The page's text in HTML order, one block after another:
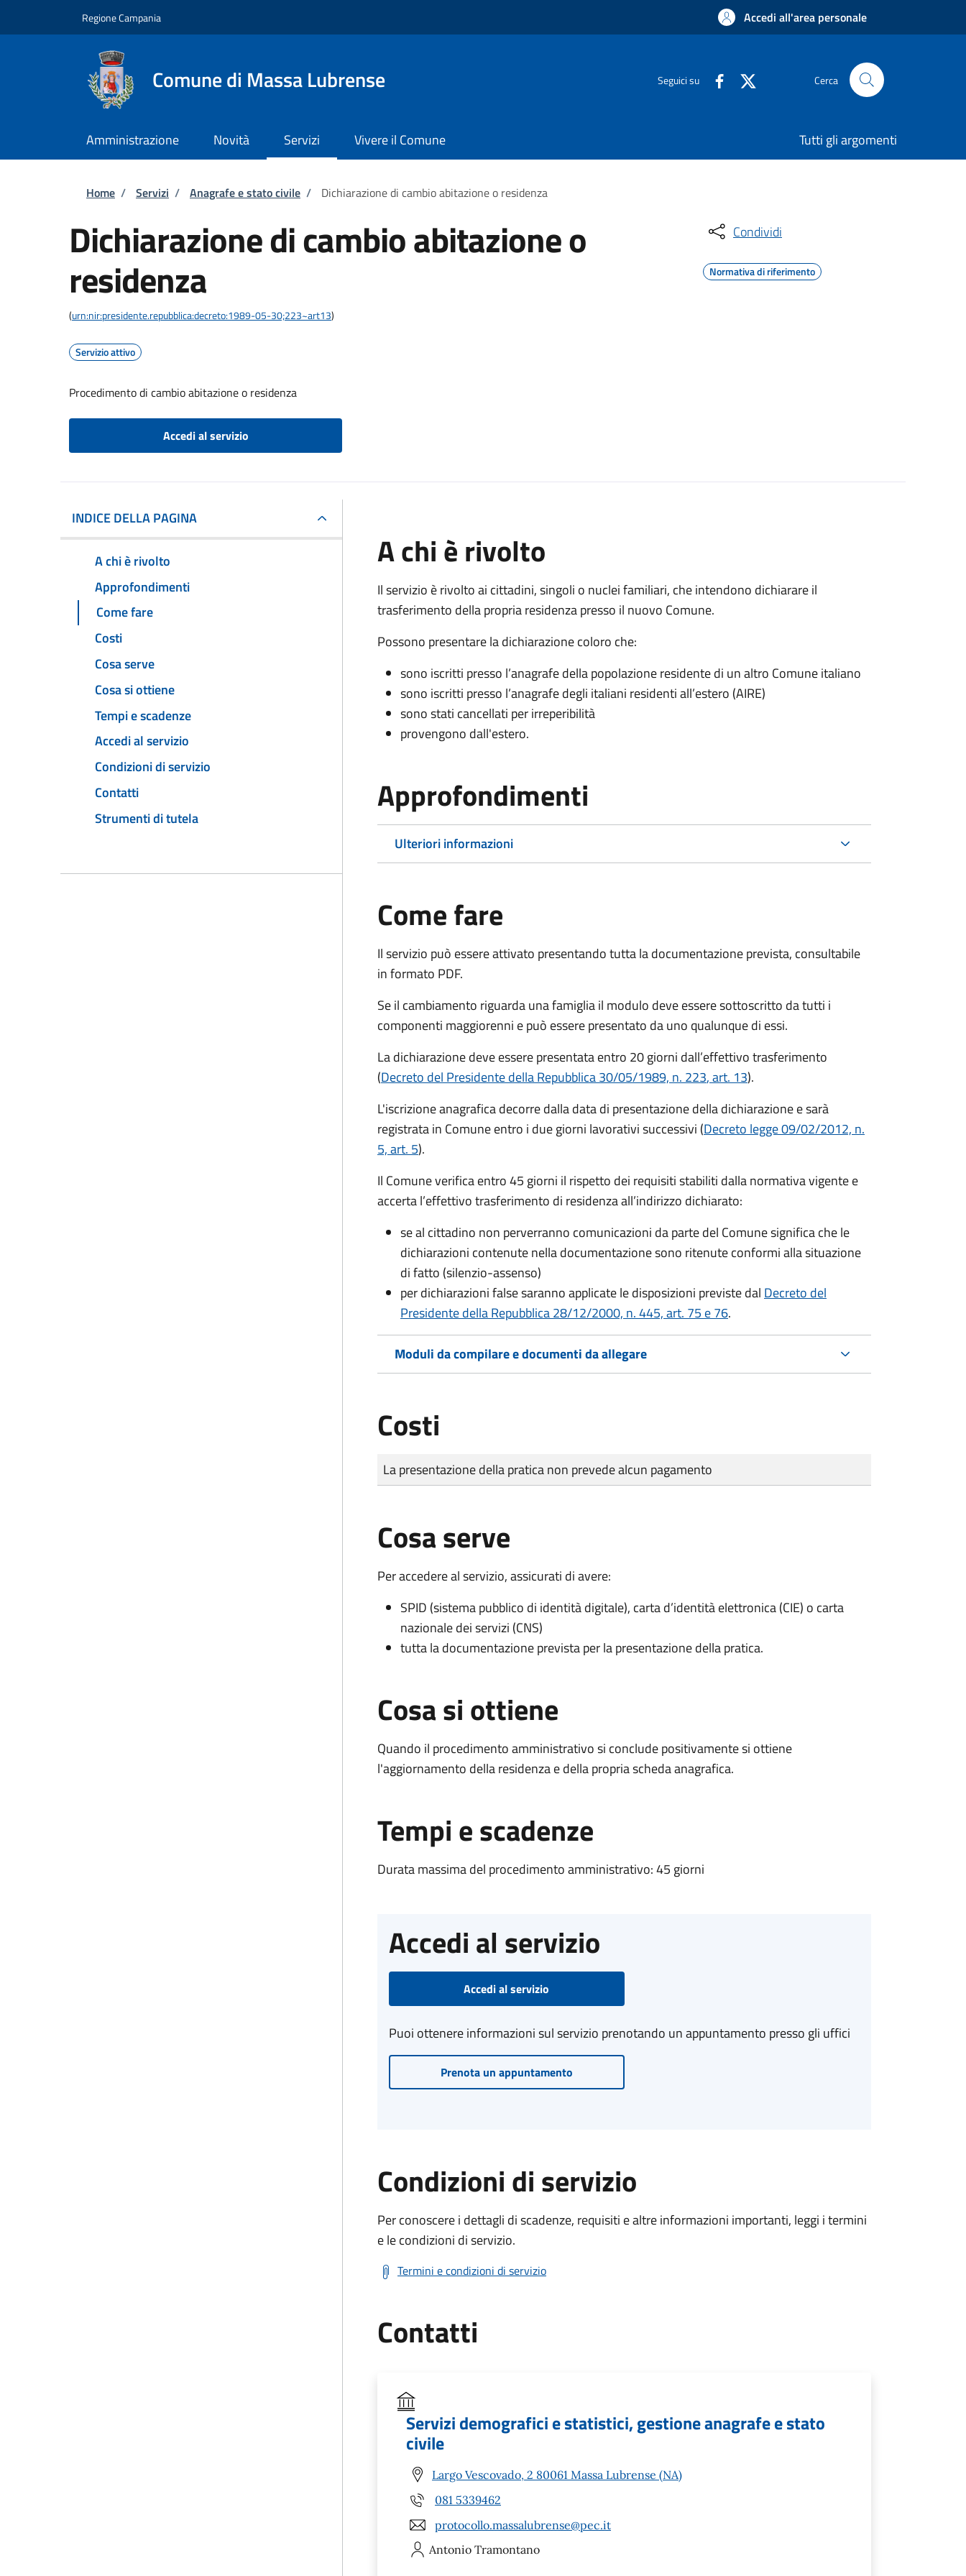
Regione Campania Accedi all'area personale
Comune di Massa Lubrense Seguici su Cerca
Amministrazione Novità Servizi Vivere il Comune Tutti gli argomenti
Briciole di pane
Home / Servizi / Anagrafe e stato civile / Dichiarazione di cambio abitazione o residenza
Dichiarazione di cambio abitazione o
residenza
(urn:nir:presidente.repubblica:decreto:1989-05-30;223~art13)
Servizio attivo
Procedimento di cambio abitazione o residenza
Accedi al servizio
Condividi
Normativa di riferimento
INDICE DELLA PAGINA
A chi è rivolto
Approfondimenti
Come fare
Costi
Cosa serve
Cosa si ottiene
Tempi e scadenze
Accedi al servizio
Condizioni di servizio
Contatti
Strumenti di tutela
A chi è rivolto
Il servizio è rivolto ai cittadini, singoli o nuclei familiari, che intendono dichiarare il
trasferimento della propria residenza presso il nuovo Comune.
Possono presentare la dichiarazione coloro che:
sono iscritti presso l’anagrafe della popolazione residente di un altro Comune italiano
sono iscritti presso l’anagrafe degli italiani residenti all’estero (AIRE)
sono stati cancellati per irreperibilità
provengono dall'estero.
Approfondimenti
Ulteriori informazioni
Come fare
Il servizio può essere attivato presentando tutta la documentazione prevista, consultabile
in formato PDF.
Se il cambiamento riguarda una famiglia il modulo deve essere sottoscritto da tutti i
componenti maggiorenni e può essere presentato da uno qualunque di essi.
La dichiarazione deve essere presentata entro 20 giorni dall’effettivo trasferimento
(Decreto del Presidente della Repubblica 30/05/1989, n. 223, art. 13).
L'iscrizione anagrafica decorre dalla data di presentazione della dichiarazione e sarà
registrata in Comune entro i due giorni lavorativisuccessivi (Decreto legge 09/02/2012, n.
5, art. 5).
Il Comune verifica entro45 giorni il rispetto dei requisiti stabiliti dalla normativa vigente e
accerta l’effettivo trasferimento di residenza all’indirizzo dichiarato:
se al cittadino non perverranno comunicazioni da parte del Comune significa che le
dichiarazioni contenute nella documentazione sono ritenute conformi alla situazione
di fatto (silenzio-assenso)
per dichiarazioni false saranno applicate le disposizioni previste dal Decreto del
Presidente della Repubblica 28/12/2000, n. 445, art. 75 e 76.
Moduli da compilare e documenti da allegare
Costi
Tipo di pagamento
Importo
La presentazione della pratica non prevede alcun pagamento
Cosa serve
Per accedere al servizio, assicurati di avere:
SPID (sistema pubblico di identità digitale), carta d’identità elettronica (CIE) o carta
nazionale dei servizi (CNS)
tutta la documentazione prevista per la presentazione della pratica.
Cosa si ottiene
Quando il procedimento amministrativo si conclude positivamente si ottiene
l'aggiornamento della residenza e della propria scheda anagrafica.
Tempi e scadenze
Durata massima del procedimento amministrativo: 45 giorni
Accedi al servizio
Accedi al servizio
Puoi ottenere informazioni sul servizio prenotando un appuntamento presso gli uffici
Prenota un appuntamento
Condizioni di servizio
Per conoscere i dettagli di scadenze, requisiti e altre informazioni importanti, leggi i termini
e le condizioni di servizio.
Termini e condizioni di servizio
Contatti
Servizi demografici e statistici, gestione anagrafe e stato
civile
Largo Vescovado, 2 80061 Massa Lubrense (NA)
081 5339462
protocollo.massalubrense@pec.it
Antonio Tramontano